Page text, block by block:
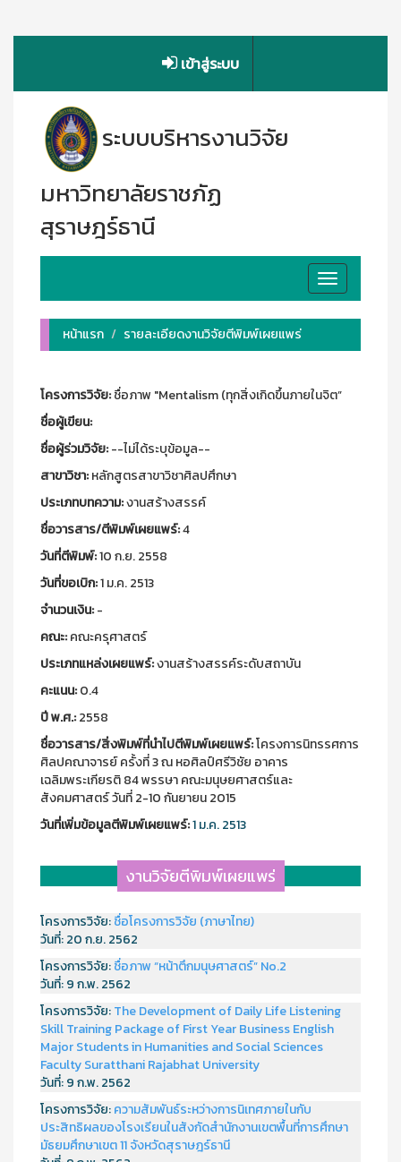
เข้าสู่ระบบ
ระบบบริหารงานวิจัย
มหาวิทยาลัยราชภัฏ
สุราษฎร์ธานี
Toggle
navigation
หน้าแรก
รายละเอียดงานวิจัยตีพิมพ์เผยแพร่
โครงการวิจัย:ชื่อภาพ "Mentalism (ทุกสิ่งเกิดขึ้นภายในจิต”
ชื่อผู้เขียน:
ชื่อผู้ร่วมวิจัย:--ไม่ได้ระบุข้อมูล--
สาขาวิชา:หลักสูตรสาขาวิชาศิลปศึกษา
ประเภทบทความ:งานสร้างสรรค์
ชื่อวารสาร/ตีพิมพ์เผยแพร์:4
วันที่ตีพิมพ์:10 ก.ย. 2558
วันที่ขอเบิก:1 ม.ค. 2513
จำนวนเงิน:-
คณะ:คณะครุศาสตร์
ประเภทแหล่งเผยแพร์:งานสร้างสรรค์ระดับสถาบัน
คะแนน:0.4
ปี พ.ศ.:2558
ชื่อวารสาร/สิ่งพิมพ์ที่นำไปตีพิมพ์เผยแพร์:โครงการนิทรรศการ
ศิลปคณาจารย์ ครั้งที่ 3 ณ หอศิลป์ศรีวิชัย อาคาร
เฉลิมพระเกียรติ 84 พรรษา คณะมนุษยศาสตร์และ
สังคมศาสตร์ วันที่ 2-10 กันยายน 2015
วันที่เพิ่มข้อมูลตีพิมพ์เผยแพร์:1 ม.ค. 2513
งานวิจัยตีพิมพ์เผยแพร่
โครงการวิจัย:ชื่อโครงการวิจัย (ภาษาไทย)
วันที่:20 ก.ย. 2562
โครงการวิจัย:ชื่อภาพ “หน้าตึกมนุษศาสตร์” No.2
วันที่:9 ก.พ. 2562
โครงการวิจัย:The Development of Daily Life Listening
Skill Training Package of First Year Business English
Major Students in Humanities and Social Sciences
Faculty Suratthani Rajabhat University
วันที่:9 ก.พ. 2562
โครงการวิจัย:ความสัมพันธ์ระหว่างการนิเทศภายในกับ
ประสิทธิผลของโรงเรียนในสังกัดสำนักงานเขตพื้นที่การศึกษา
มัธยมศึกษาเขต 11 จังหวัดสุราษฎร์ธานี